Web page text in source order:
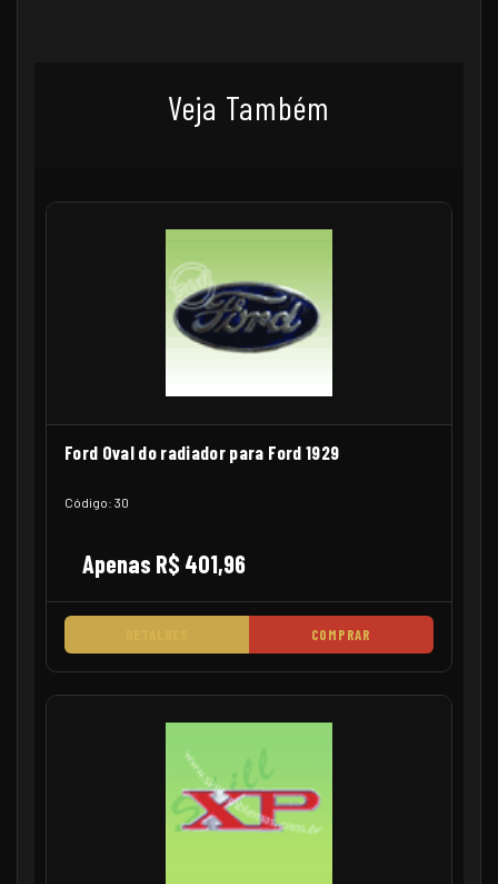
Veja Também
Ford Oval do radiador para Ford 1929
Código: 30
Apenas R$ 401,96
COMPRAR